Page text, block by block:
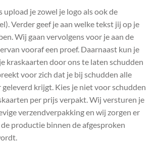
upload je zowel je logo als ook de
Verder geef je aan welke tekst jij op je
Wij gaan vervolgens voor je aan de
vooraf een proef. Daarnaast kun je
kraskaarten door ons te laten schudden
voor zich dat je bij schudden alle
krijgt. Kies je niet voor schudden
per prijs verpakt. Wij versturen je
verzendverpakking en wij zorgen er
productie binnen de afgesproken